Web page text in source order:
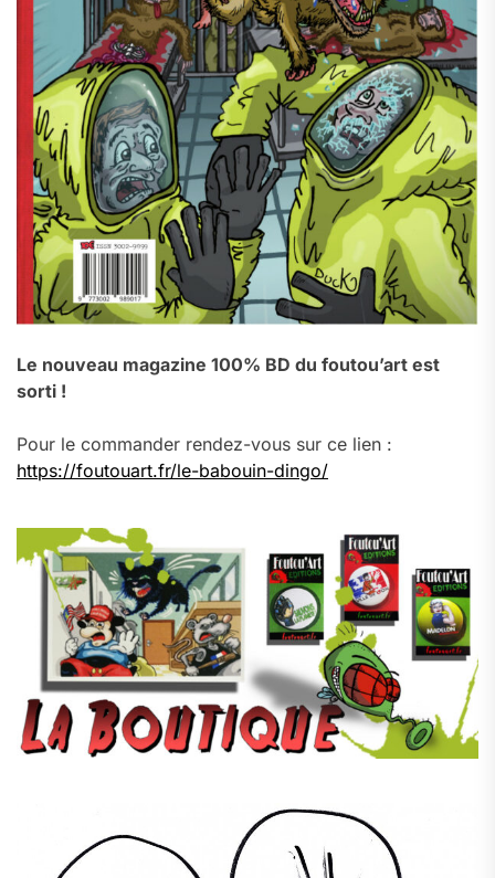
Le nouveau magazine 100% BD du foutou’art est
sorti !
Pour le commander rendez-vous sur ce lien :
https://foutouart.fr/le-babouin-dingo/